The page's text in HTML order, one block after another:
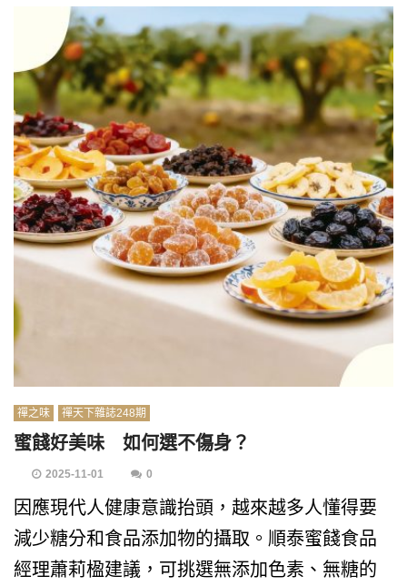
禪之味 禪天下雜誌248期
蜜餞好美味 如何選不傷身？
2025-11-01 0
因應現代人健康意識抬頭，越來越多人懂得要
減少糖分和食品添加物的攝取。順泰蜜餞食品
經理蕭莉楹建議，可挑選無添加色素、無糖的